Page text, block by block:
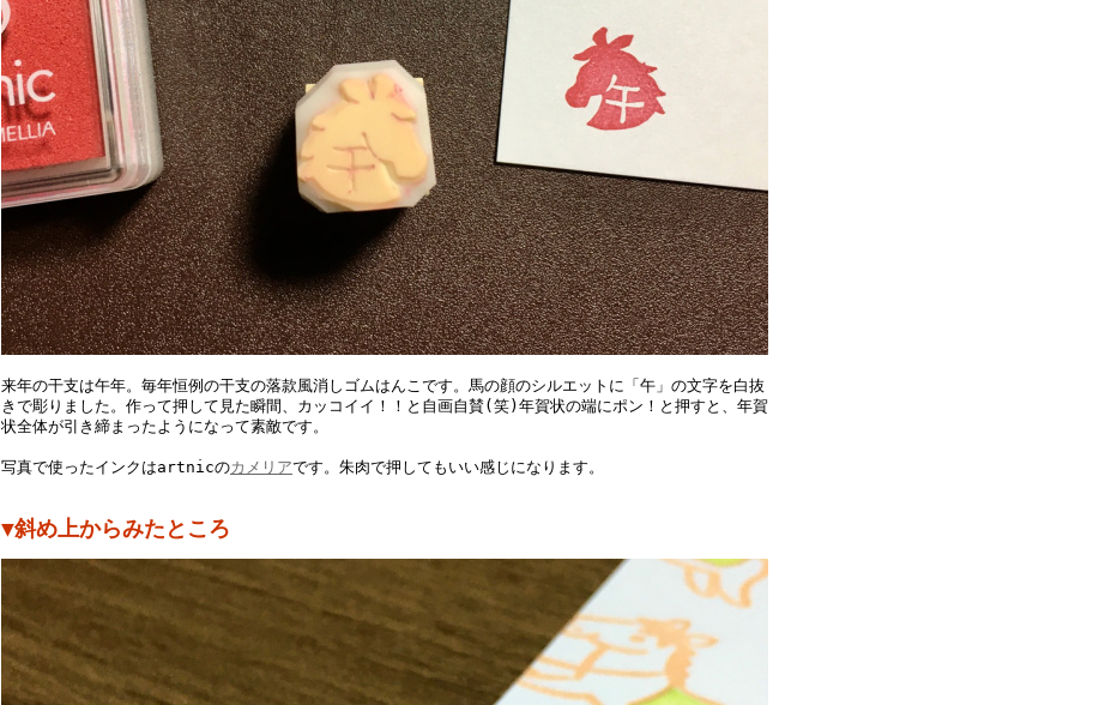
来年の干支は午年。毎年恒例の干支の落款風消しゴムはんこです。馬の顔のシルエットに「午」の文字を白抜
きで彫りました。作って押して見た瞬間、カッコイイ！！と自画自賛(笑)年賀状の端にポン！と押すと、年賀
状全体が引き締まったようになって素敵です。
写真で使ったインクはartnicのカメリアです。朱肉で押してもいい感じになります。
▼斜め上からみたところ